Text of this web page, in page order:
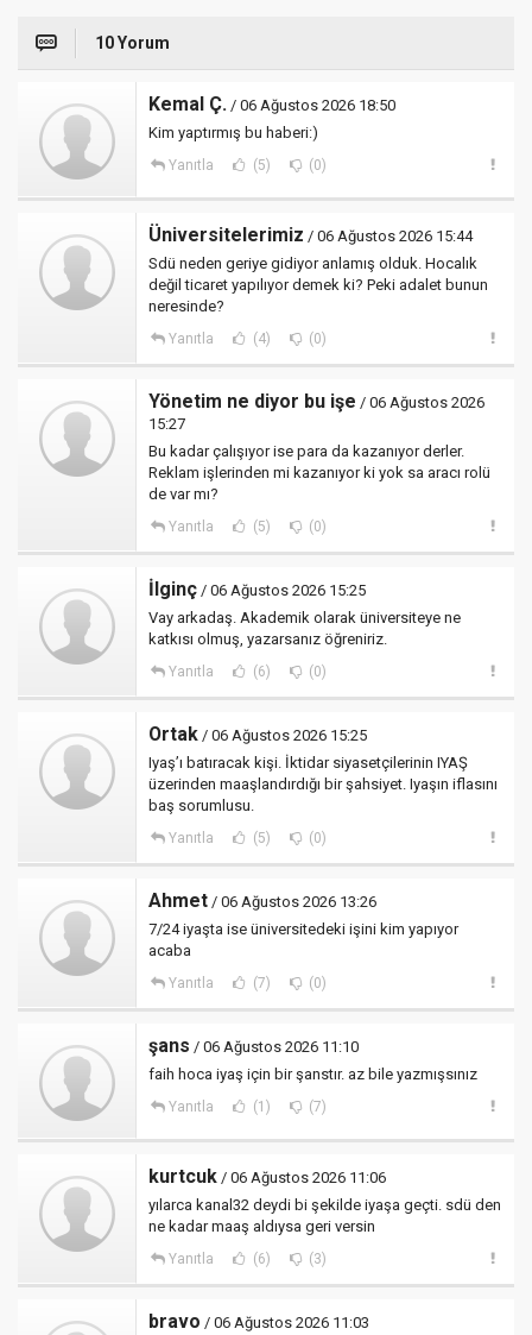
10 Yorum
Kemal Ç. / 06 Ağustos 2026 18:50
Kim yaptırmış bu haberi:)
Yanıtla (5) (0)
Üniversitelerimiz / 06 Ağustos 2026 15:44
Sdü neden geriye gidiyor anlamış olduk. Hocalık
değil ticaret yapılıyor demek ki? Peki adalet bunun
neresinde?
Yanıtla (4) (0)
Yönetim ne diyor bu işe / 06 Ağustos 2026
15:27
Bu kadar çalışıyor ise para da kazanıyor derler.
Reklam işlerinden mi kazanıyor ki yok sa aracı rolü
de var mı?
Yanıtla (5) (0)
İlginç / 06 Ağustos 2026 15:25
Vay arkadaş. Akademik olarak üniversiteye ne
katkısı olmuş, yazarsanız öğreniriz.
Yanıtla (6) (0)
Ortak / 06 Ağustos 2026 15:25
Iyaş’ı batıracak kişi. İktidar siyasetçilerinin IYAŞ
üzerinden maaşlandırdığı bir şahsiyet. Iyaşın iflasını
baş sorumlusu.
Yanıtla (5) (0)
Ahmet / 06 Ağustos 2026 13:26
7/24 iyaşta ise üniversitedeki işini kim yapıyor
acaba
Yanıtla (7) (0)
şans / 06 Ağustos 2026 11:10
faih hoca iyaş için bir şanstır. az bile yazmışsınız
Yanıtla (1) (7)
kurtcuk / 06 Ağustos 2026 11:06
yılarca kanal32 deydi bi şekilde iyaşa geçti. sdü den
ne kadar maaş aldıysa geri versin
Yanıtla (6) (3)
bravo / 06 Ağustos 2026 11:03